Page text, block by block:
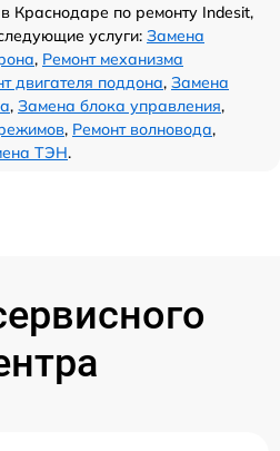
Краснодаре по ремонту Indesit,
услуги: Замена
, Ремонт механизма
двигателя поддона, Замена
, Замена блока управления,
, Ремонт волновода,
ТЭН.